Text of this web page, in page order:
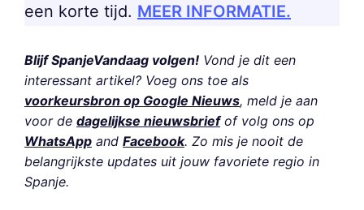
een korte tijd. MEER INFORMATIE.
Blijf SpanjeVandaag volgen! Vond je dit een
interessant artikel? Voeg ons toe als
voorkeursbron op Google Nieuws, meld je aan
voor de dagelijkse nieuwsbriefof volg ons op
WhatsApp and Facebook. Zo mis je nooit de
belangrijkste updates uit jouw favoriete regio in
Spanje.